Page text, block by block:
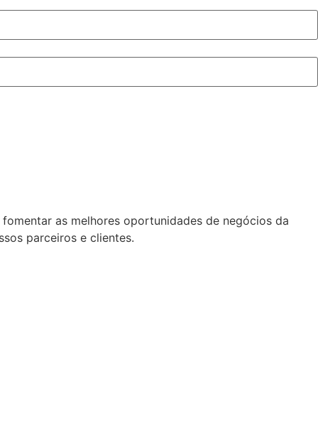
as melhores oportunidades de negócios da
parceiros e clientes.